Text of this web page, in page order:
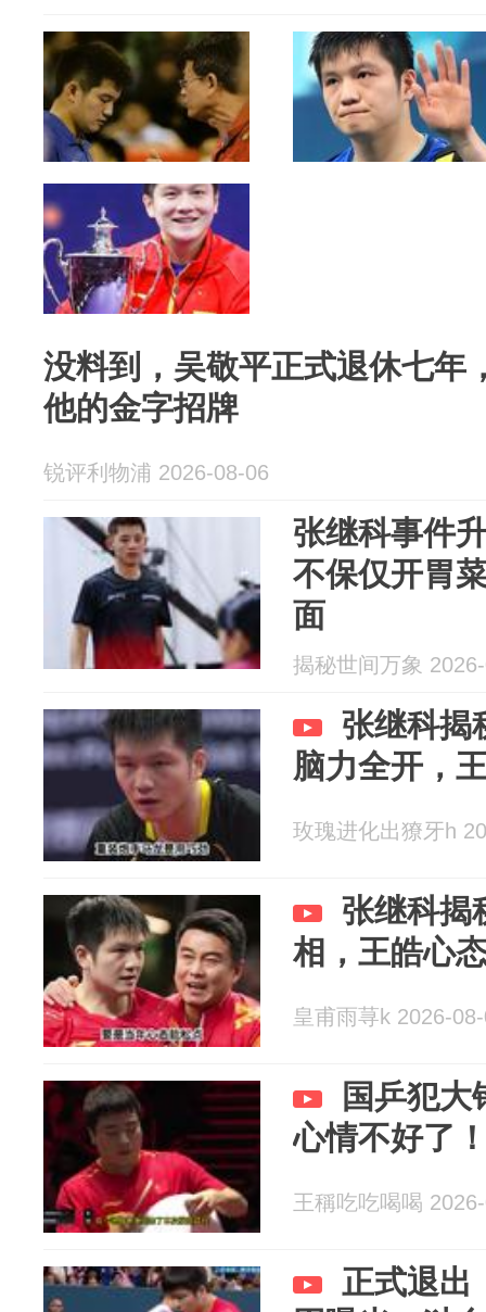
没料到，吴敬平正式退休七年
他的金字招牌
锐评利物浦 2026-08-06
张继科事件
不保仅开胃
面
揭秘世间万象
张继科揭
脑力全开，
玫瑰进化出獠牙h
张继科揭
相，王皓心
皇甫雨荨k 2026-
国乒犯大
心情不好了
王稱吃吃喝喝
正式退出